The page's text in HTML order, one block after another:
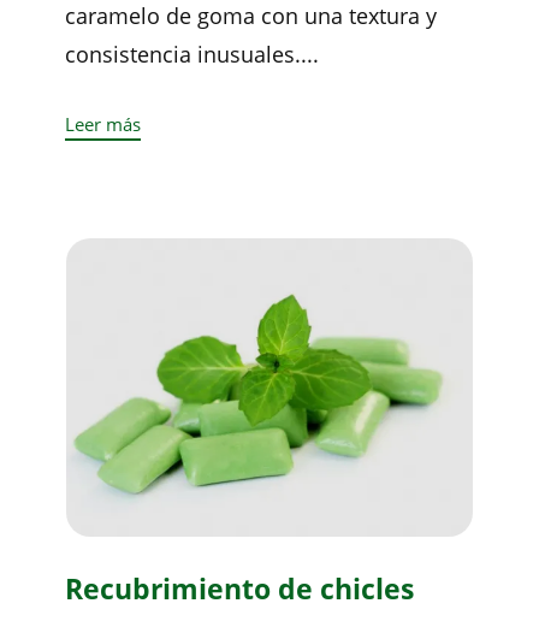
caramelo de goma con una textura y
consistencia inusuales....
Leer más
Recubrimiento de chicles